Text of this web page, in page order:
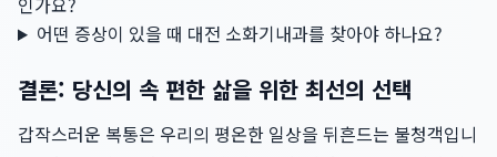
어떤 증상이 있을 때 대전 소화기내과를 찾아야 하나요?
결론: 당신의 속 편한 삶을 위한 최선의 선택
갑작스러운 복통은 우리의 평온한 일상을 뒤흔드는 불청객입니